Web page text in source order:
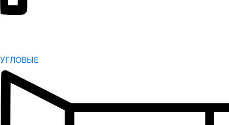
УГЛОВЫЕ